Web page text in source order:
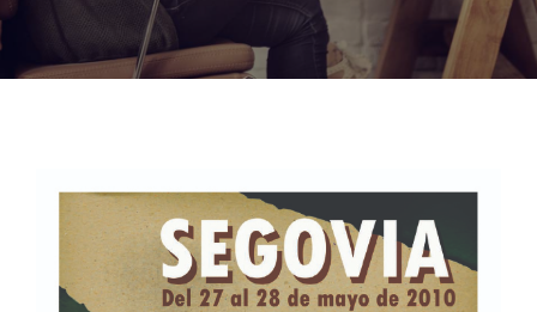
Noticias
Contactar
WooCommerce My Account